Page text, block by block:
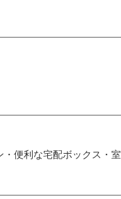
便利な宅配ボックス・室